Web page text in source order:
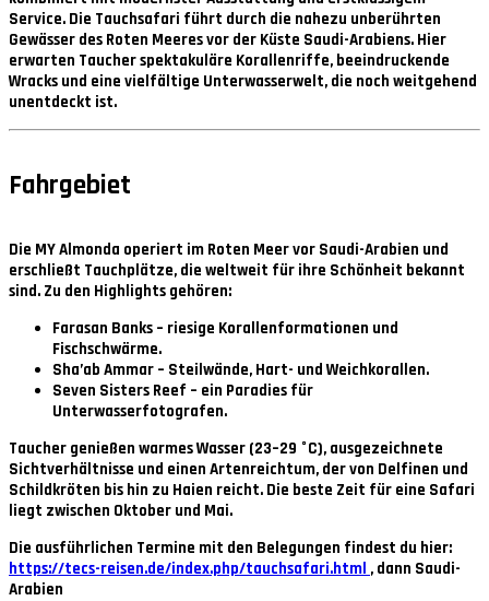
Service. Die Tauchsafari führt durch die nahezu unberührten
Gewässer des Roten Meeres vor der Küste Saudi-Arabiens. Hier
erwarten Taucher spektakuläre Korallenriffe, beeindruckende
Wracks und eine vielfältige Unterwasserwelt, die noch weitgehend
unentdeckt ist.
Fahrgebiet
Die MY Almonda operiert im Roten Meer vor Saudi-Arabien und
erschließt Tauchplätze, die weltweit für ihre Schönheit bekannt
sind. Zu den Highlights gehören:
Farasan Banks – riesige Korallenformationen und
Fischschwärme.
Sha’ab Ammar – Steilwände, Hart- und Weichkorallen.
Seven Sisters Reef – ein Paradies für
Unterwasserfotografen.
Taucher genießen warmes Wasser (23–29 °C), ausgezeichnete
Sichtverhältnisse und einen Artenreichtum, der von Delfinen und
Schildkröten bis hin zu Haien reicht. Die beste Zeit für eine Safari
liegt zwischen Oktober und Mai.
Die ausführlichen Termine mit den Belegungen findest du hier:
https://tecs-reisen.de/index.php/tauchsafari.html , dann Saudi-
Arabien